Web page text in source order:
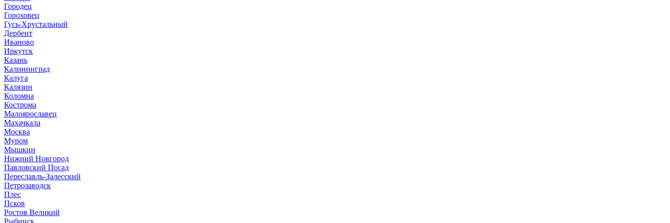
Городец
Гороховец
Гусь-Хрустальный
Дербент
Иваново
Иркутск
Казань
Калининград
Калуга
Калязин
Коломна
Кострома
Малоярославец
Махачкала
Москва
Муром
Мышкин
Нижний Новгород
Павловский Посад
Переславль-Залесский
Петрозаводск
Плес
Псков
Ростов Великий